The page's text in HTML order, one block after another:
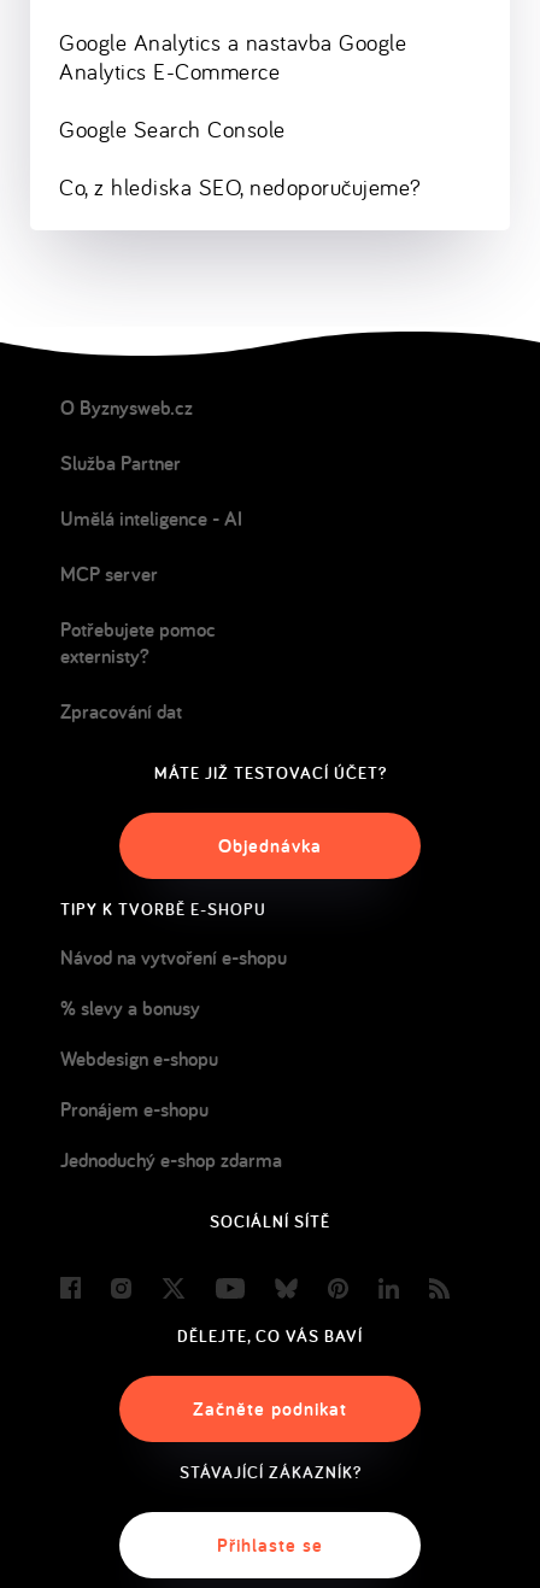
Google Analytics a nastavba Google
Analytics E-Commerce
Google Search Console
Co, z hlediska SEO, nedoporučujeme?
O Byznysweb.cz
Služba Partner
Umělá inteligence - AI
MCP server
Potřebujete pomoc
externisty?
Zpracování dat
MÁTE JIŽ TESTOVACÍ ÚČET?
Objednávka
TIPY K TVORBĚ E-SHOPU
Návod na vytvoření e-shopu
% slevy a bonusy
Webdesign e-shopu
Pronájem e-shopu
Jednoduchý e-shop zdarma
SOCIÁLNÍ SÍTĚ
FacebookInstagram
Twitter YoutubeBlueskyPinterestLinkedIn
DĚLEJTE, CO VÁS BAVÍ
Začněte podnikat
STÁVAJÍCÍ ZÁKAZNÍK?
Přihlaste se